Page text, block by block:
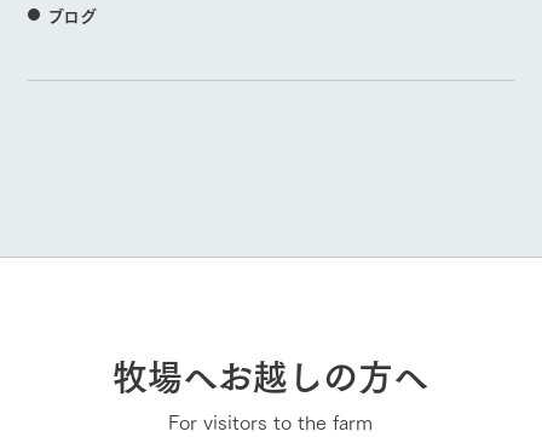
ブログ
牧場へお越しの方へ
For visitors to the farm